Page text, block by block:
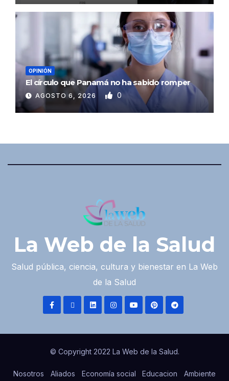
OPINIÓN
El círculo que Panamá no ha sabido romper
AGOSTO 6, 2026 0
La Web de la Salud
Salud pública, ciencia, cultura y bienestar en La Web
de la Salud
© Copyright 2022 La Web de la Salud.
Nosotros Aliados Economía social Educacion Ambiente